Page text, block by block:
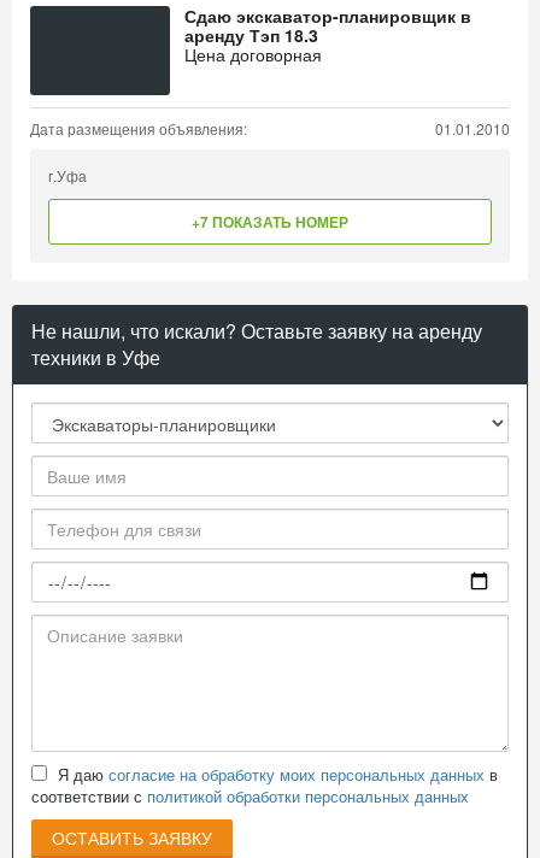
Сдаю экскаватор-планировщик в
аренду Тэп 18.3
Цена договорная
Дата размещения объявления: 01.01.2010
г.Уфа
+7 ПОКАЗАТЬ НОМЕР
Не нашли, что искали? Оставьте заявку на аренду
техники в Уфе
Я даю согласие на обработку моих персональных данных в
соответствии с политикой обработки персональных данных
ОСТАВИТЬ ЗАЯВКУ